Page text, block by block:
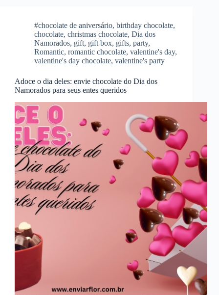
#chocolate de aniversário, birthday chocolate,
chocolate, christmas chocolate, Dia dos
Namorados, gift, gift box, gifts, party,
Romantic, romantic chocolate, valentine's day,
valentine's day chocolate, valentine's party
Adoce o dia deles: envie chocolate do Dia dos
Namorados para seus entes queridos